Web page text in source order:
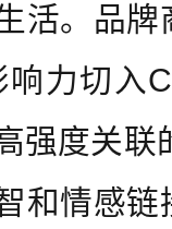
活。品
力切入
强度关联
和情感